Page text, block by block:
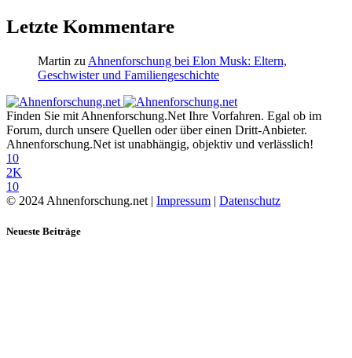
Letzte Kommentare
Martin zu Ahnenforschung bei Elon Musk: Eltern,
Geschwister und Familiengeschichte
Finden Sie mit Ahnenforschung.Net Ihre Vorfahren. Egal ob im
Forum, durch unsere Quellen oder über einen Dritt-Anbieter.
Ahnenforschung.Net ist unabhängig, objektiv und verlässlich!
10
2K
10
© 2024 Ahnenforschung.net | Impressum | Datenschutz
Neueste Beiträge